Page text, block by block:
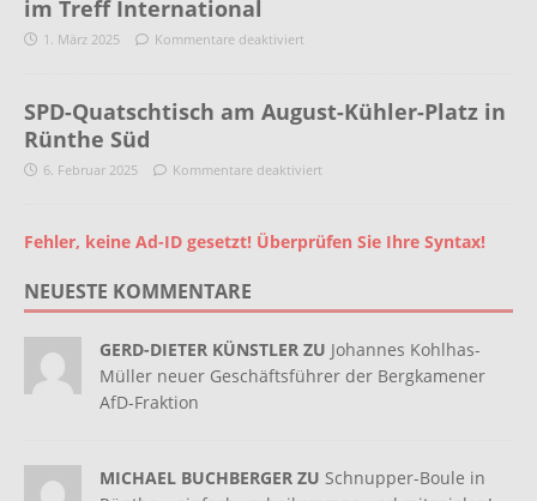
im Treff International
1. März 2025 Kommentare deaktiviert
SPD-Quatschtisch am August-Kühler-Platz in
Rünthe Süd
6. Februar 2025 Kommentare deaktiviert
Fehler, keine Ad-ID gesetzt! Überprüfen Sie Ihre Syntax!
NEUESTE KOMMENTARE
GERD-DIETER KÜNSTLER ZU Johannes Kohlhas-
Müller neuer Geschäftsführer der Bergkamener
AfD-Fraktion
MICHAEL BUCHBERGER ZU Schnupper-Boule in